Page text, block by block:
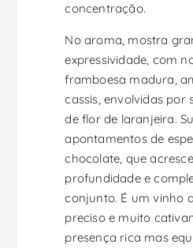
concentração.
No aroma, mostra
expressividade, com
framboesa madura,
cassis, envolvidas por
de flor de laranjeira.
apontamentos de
chocolate, que
profundidade e
conjunto. É um vinho
preciso e muito
presença rica mas